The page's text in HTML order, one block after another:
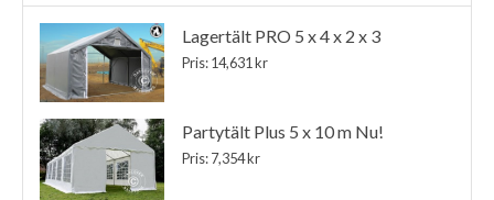
Lagertält PRO 5 x 4 x 2 x 3
Pris: 14,631 kr
Partytält Plus 5 x 10 m Nu!
Pris: 7,354 kr